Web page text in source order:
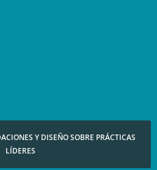
Y DISEÑO SOBRE PRÁCTICAS
LÍDERES​